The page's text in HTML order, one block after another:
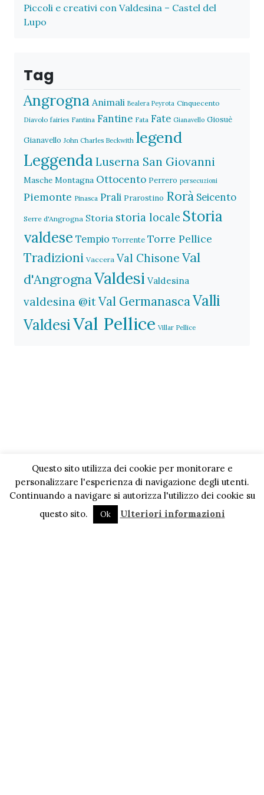
Piccoli e creativi con Valdesina – Castel del
Lupo
Tag
Angrogna Animali Bealera Peyrota Cinquecento
Diavolo fairies Fantina Fantine Fata Fate Gianavello Giosuè
Gianavello John Charles Beckwith legend
Leggenda Luserna San Giovanni
Masche Montagna Ottocento Perrero persecuzioni
Piemonte Pinasca Prali Prarostino Rorà Seicento
Serre d'Angrogna Storia storia locale Storia
valdese Tempio Torrente Torre Pellice
Tradizioni Vaccera Val Chisone Val
d'AngrognaValdesi Valdesina
valdesina @itVal GermanascaValli
ValdesiVal Pellice Villar Pellice
Questo sito utilizza dei cookie per monitorare e
personalizzare l'esperienza di navigazione degli utenti.
Continuando a navigare si autorizza l'utilizzo dei cookie su
questo sito.
Ok Ulteriori informazioni